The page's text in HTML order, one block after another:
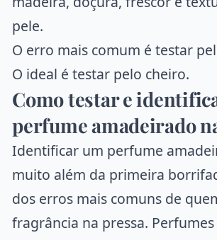
pele.
O erro mais comum é testar
O ideal é testar pelo cheiro.
Como testar e
perfume amadeirado
Identificar um perfume
muito além da primeira
dos erros mais comuns de
fragrância na pressa.